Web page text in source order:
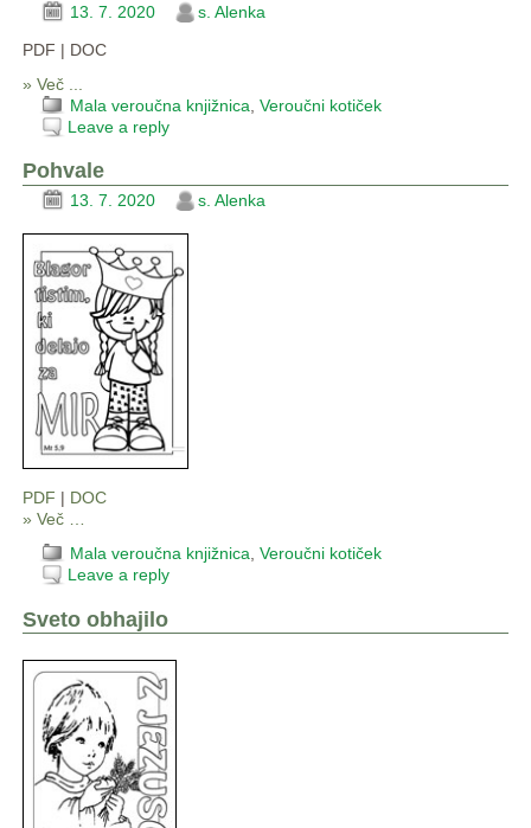
13. 7. 2020
s. Alenka
PDF | DOC
» Več ...
Mala veroučna knjižnica Veroučni kotiček
Leave a reply
Pohvale
13. 7. 2020 s. Alenka
PDF | DOC
» Več …
Mala veroučna knjižnica Veroučni kotiček
Leave a reply
Sveto obhajilo